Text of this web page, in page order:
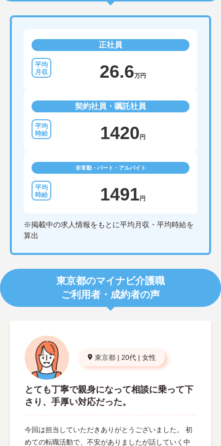
正社員
26.6万円
契約社員・嘱託社員
1420円
非常勤・パート・アルバイト
1491円
※掲載中の求人情報をもとに平均月収・平均時給を
算出
東京都のマイナビ介護職
ご利用者・成約者の声
東京都 | 20代 | 女性
とても丁寧で親身になって相談に乗って下
さり、手厚い対応だった。
今回は担当していただきありがとうございました。 初
めての転職活動で、不安がありましたが話していく中